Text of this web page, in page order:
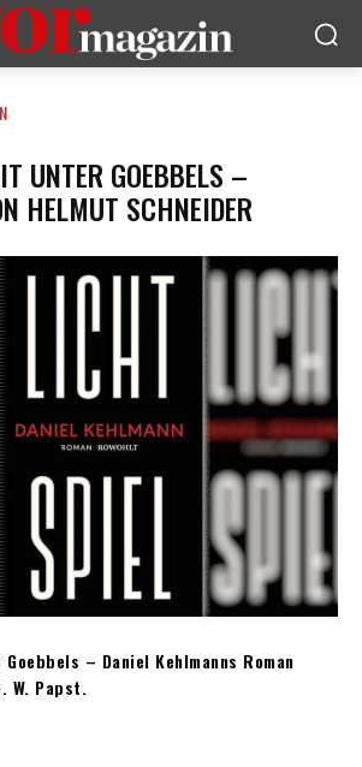
UNTER GOEBBELS –
HELMUT SCHNEIDER
– Daniel Kehlmanns Roman
W. Papst.